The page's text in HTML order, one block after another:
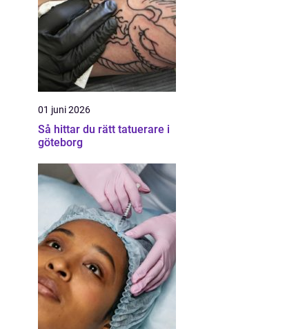
01 juni 2026
Så hittar du rätt tatuerare i
göteborg